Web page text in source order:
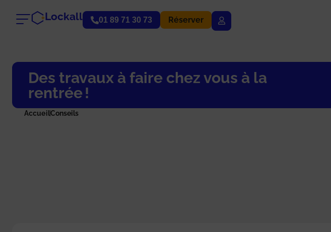
Lockall 01 89 71 30 73 Réserver
Des travaux à faire chez vous à la
rentrée !
AccueilConseils